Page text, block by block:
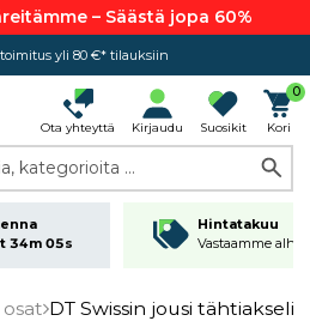
– Säästä jopa 60%
yli 80 €* tilauksiin
Hintatakuu
Ota yhteyttä Kirjaudu Suosikit
0
Kori
kategorioita ...
34m 05s
Hintatakuu
Vastaamme
DT Swissin jousi